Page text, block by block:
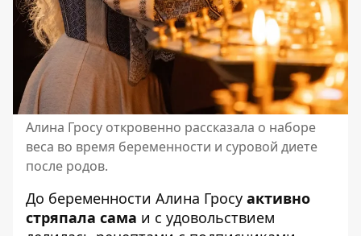
Алина Гросу откровенно рассказала о наборе
веса во время беременности и суровой диете
после родов.
До беременности Алина Гросу активно
стряпала сама и с удовольствием